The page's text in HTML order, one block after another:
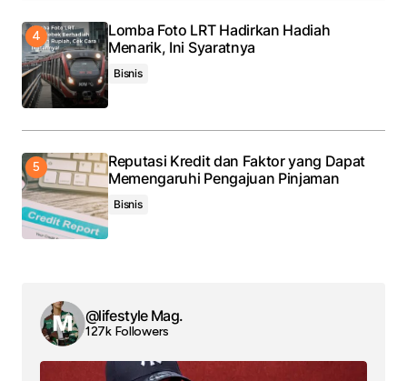
Lomba Foto LRT Hadirkan Hadiah
Menarik, Ini Syaratnya
Bisnis
Reputasi Kredit dan Faktor yang Dapat
Memengaruhi Pengajuan Pinjaman
Bisnis
@lifestyle Mag.
127k Followers